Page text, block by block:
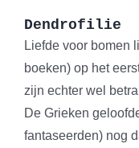
Dendrofilie
Liefde voor bomen
boeken) op het
zijn echter wel
De Grieken
fantaseerden) nog